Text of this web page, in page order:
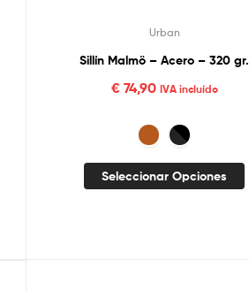
Urban
Sillín Malmö – Acero – 320 gr.
€74,90 IVA incluído
Seleccionar Opciones